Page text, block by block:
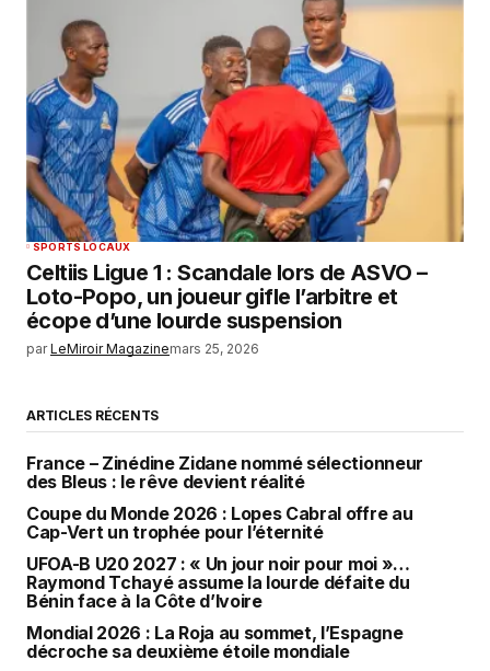
SPORTS LOCAUX
Celtiis Ligue 1 : Scandale lors de ASVO –
Loto-Popo, un joueur gifle l’arbitre et
écope d’une lourde suspension
par LeMiroir Magazinemars 25, 2026
ARTICLES RÉCENTS
France – Zinédine Zidane nommé sélectionneur
des Bleus : le rêve devient réalité
Coupe du Monde 2026 : Lopes Cabral offre au
Cap-Vert un trophée pour l’éternité
UFOA-B U20 2027 : « Un jour noir pour moi »…
Raymond Tchayé assume la lourde défaite du
Bénin face à la Côte d’Ivoire
Mondial 2026 : La Roja au sommet, l’Espagne
décroche sa deuxième étoile mondiale